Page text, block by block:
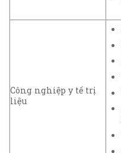
Công nghiệp y tế trị
liệu